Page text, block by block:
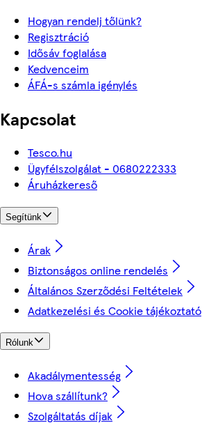
Hogyan rendelj tőlünk?
Regisztráció
Idősáv foglalása
Kedvenceim
ÁFÁ-s számla igénylés
Kapcsolat
Tesco.hu
Ügyfélszolgálat - 0680222333
Áruházkereső
Segítünk
Árak
Biztonságos online rendelés
Általános Szerződési Feltételek
Adatkezelési és Cookie tájékoztató
Rólunk
Akadálymentesség
Hova szállítunk?
Szolgáltatás díjak